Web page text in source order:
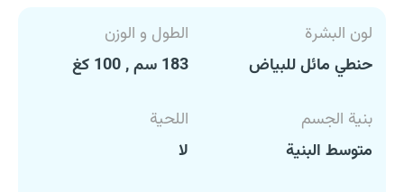
لون البشرة
حنطي مائل للبياض
الطول و الوزن
183 سم , 100 كغ
بنية الجسم
متوسط البنية
اللحية
لا